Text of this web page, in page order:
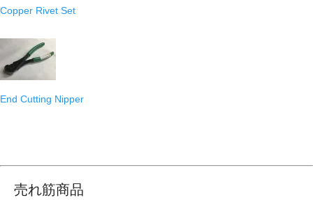
Copper Rivet Set
End Cutting Nipper
売れ筋商品